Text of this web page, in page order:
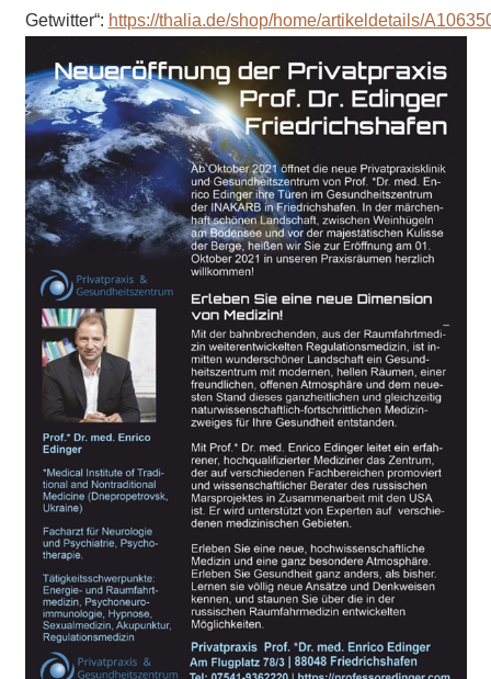
Getwitter“: https://thalia.de/shop/home/artikeldetails/